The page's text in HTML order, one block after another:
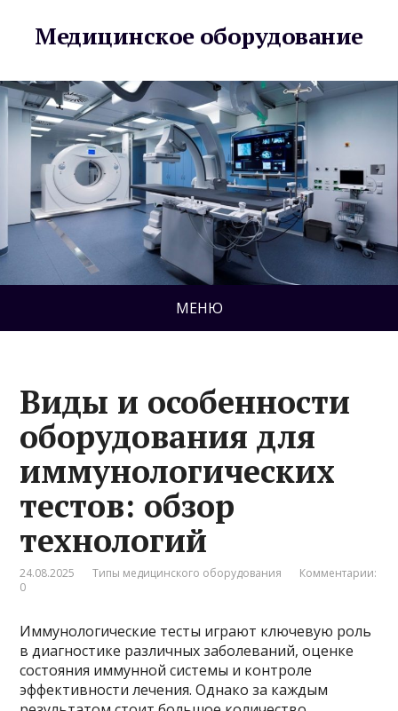
Медицинское оборудование
МЕНЮ
Виды и особенности
оборудования для
иммунологических
тестов: обзор
технологий
24.08.2025 Типы медицинского оборудования
Комментарии:
0
Иммунологические тесты играют ключевую роль
в диагностике различных заболеваний, оценке
состояния иммунной системы и контроле
эффективности лечения. Однако за каждым